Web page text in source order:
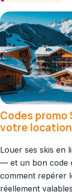
Codes promo
votre
Louer ses skis en
— et un bon code
comment repérer
réellement